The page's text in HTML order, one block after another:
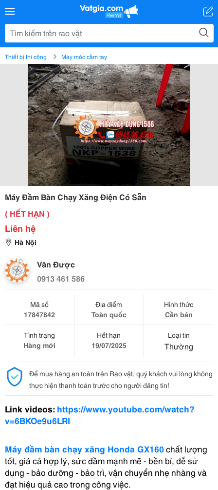
Thiết bị thi công Máy móc cầm tay
Máy Đầm Bàn Chạy Xăng Điện Có Sẵn
( HẾT HẠN )
Liên hệ
Hà Nội
Văn Được
0913 461 586
Mã số
17847842
Địa điểm
Toàn quốc
Hình thức
Cần bán
Tình trạng
Hàng mới
Hết hạn
19/07/2025
Loại tin
Thường
Để mua hàng an toàn trên Rao vặt, quý khách vui lòng không
thực hiện thanh toán trước cho người đăng tin!
Link videos: https://www.youtube.com/watch?
v=6BKOe9u6LRI
Máy đầm bàn chạy xăng Honda GX160chất lượng
tốt, giá cả hợp lý, sức đầm mạnh mẽ - bền bỉ, dễ sử
dụng - bảo dưỡng - bảo trì, vận chuyển nhẹ nhàng và
đạt hiệu quả cao trong công việc.